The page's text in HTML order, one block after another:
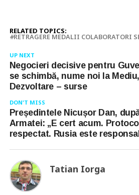
RELATED TOPICS:
RETRAGERE MEDALII COLABORATORI
UP NEXT
Negocieri decisive pentru
se schimbă, nume noi la
Dezvoltare – surse
DON'T MISS
Președintele Nicușor Dan,
Armatei: „E cert acum.
respectat. Rusia este
Tatian Iorga